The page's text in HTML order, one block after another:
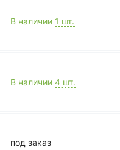
В наличии 1 шт.
В наличии 4 шт.
под заказ